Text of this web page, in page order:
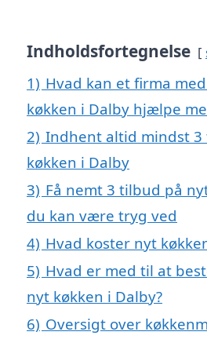
Indholdsfortegnelse
1) Hvad kan et firma
køkken i Dalby hjælpe
2) Indhent altid mindst
køkken i Dalby
3) Få nemt 3 tilbud på
du kan være tryg ved
4) Hvad koster nyt
5) Hvad er med til at
nyt køkken i Dalby?
6) Oversigt over